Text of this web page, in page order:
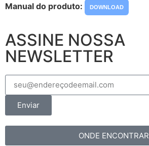
Manual do produto: DOWNLOAD
ASSINE NOSSA
NEWSLETTER
Enviar
ONDE ENCONTRAR